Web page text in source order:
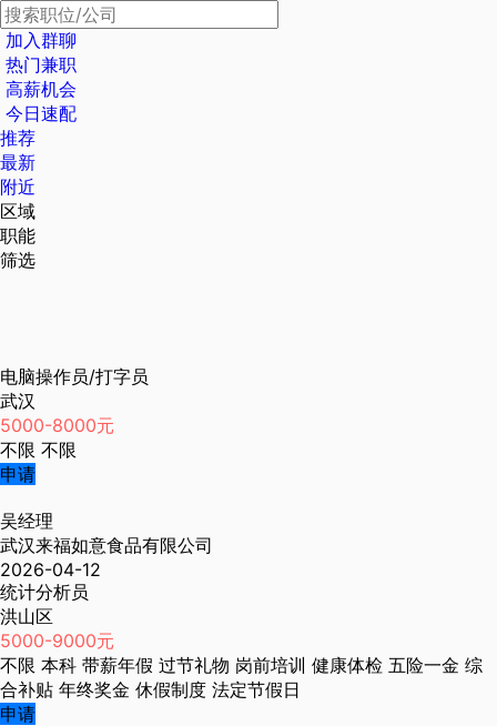
加入群聊
热门兼职
高薪机会
今日速配
推荐
最新
附近
区域
职能
筛选
电脑操作员/打字员
武汉
5000-8000元
不限 不限
申请
吴经理
武汉来福如意食品有限公司
2026-04-12
统计分析员
洪山区
5000-9000元
不限 本科 带薪年假 过节礼物 岗前培训 健康体检 五险一金 综
合补贴 年终奖金 休假制度 法定节假日
申请